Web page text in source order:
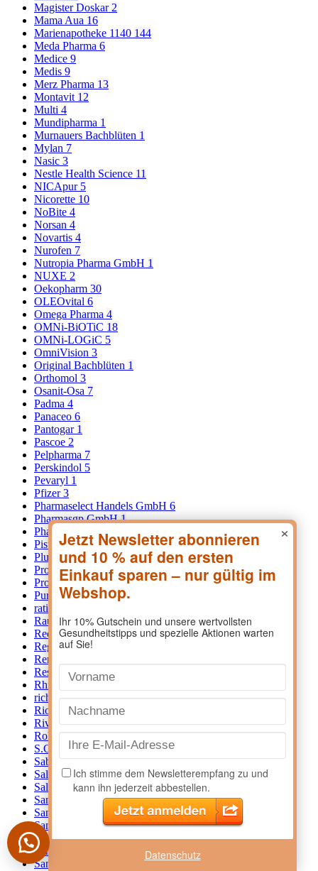
Magister Doskar 2
Mama Aua 16
Marienapotheke 1140 144
Meda Pharma 6
Medice 9
Medis 9
Merz Pharma 13
Montavit 12
Multi 4
Mundipharma 1
Murnauers Bachblüten 1
Mylan 7
Nasic 3
Nestle Health Science 11
NICApur 5
Nicorette 10
NoBite 4
Norsan 4
Novartis 4
Nurofen 7
Nutropia Pharma GmbH 1
NUXE 2
Oekopharm 30
OLEOvital 6
Omega Pharma 4
OMNi-BiOTiC 18
OMNi-LOGiC 5
OmniVision 3
Original Bachblüten 1
Orthomol 3
Osanit-Osa 7
Padma 4
Panaceo 6
Pantogar 1
Pascoe 2
Pelpharma 7
Perskindol 5
Pevaryl 1
Pfizer3
Pharmaselect Handels GmbH 6
Pharmasgp GmbH1
Pharmonta Dr.Fischer
8
Pistal3
Pluspharma Arzneimittel GmbH2
Procter & Gamble 9
Prospan4
Pure encapsulations115
ratiopharm
Rausch33
Reckitt Benckiser8
Regaine 2
Remifemin
Restaxil 3
Rhinospray 1
richter pharma3
Riopan2
Riviera1
Rohde1
S.Calon3
Sab Simplex1
Salopur 1
Salus
Sandoz
Sanitas
Sanofi
Sanopal1
Sanostol
Sanova
×
Datenschutz